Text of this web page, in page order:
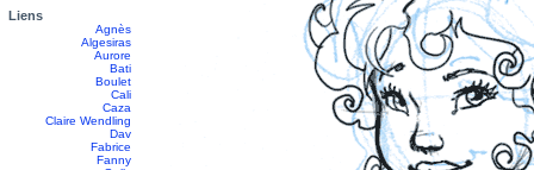
Liens
Agnès
Algesiras
Aurore
Bati
Boulet
Cali
Caza
Claire Wendling
Dav
Fabrice
Fanny